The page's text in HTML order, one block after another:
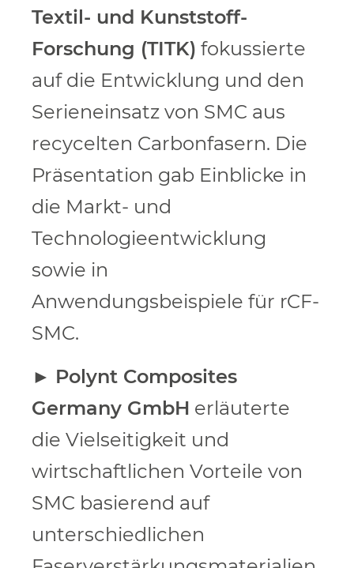
Textil- und Kunststoff-
Forschung (TITK) fokussierte
auf die Entwicklung und den
Serieneinsatz von SMC aus
recycelten Carbonfasern. Die
Präsentation gab Einblicke in
die Markt- und
Technologieentwicklung
sowie in
Anwendungsbeispiele für rCF-
SMC.
► Polynt Composites
Germany GmbH erläuterte
die Vielseitigkeit und
wirtschaftlichen Vorteile von
SMC basierend auf
unterschiedlichen